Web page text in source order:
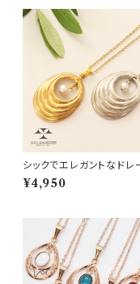
シックでエレガントなドレ
ールネックレス Draped
me necklace with a
¥4,950